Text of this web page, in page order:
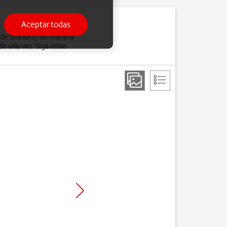
teléfono, de manera
una vez. Siga estas
Aceptar todas